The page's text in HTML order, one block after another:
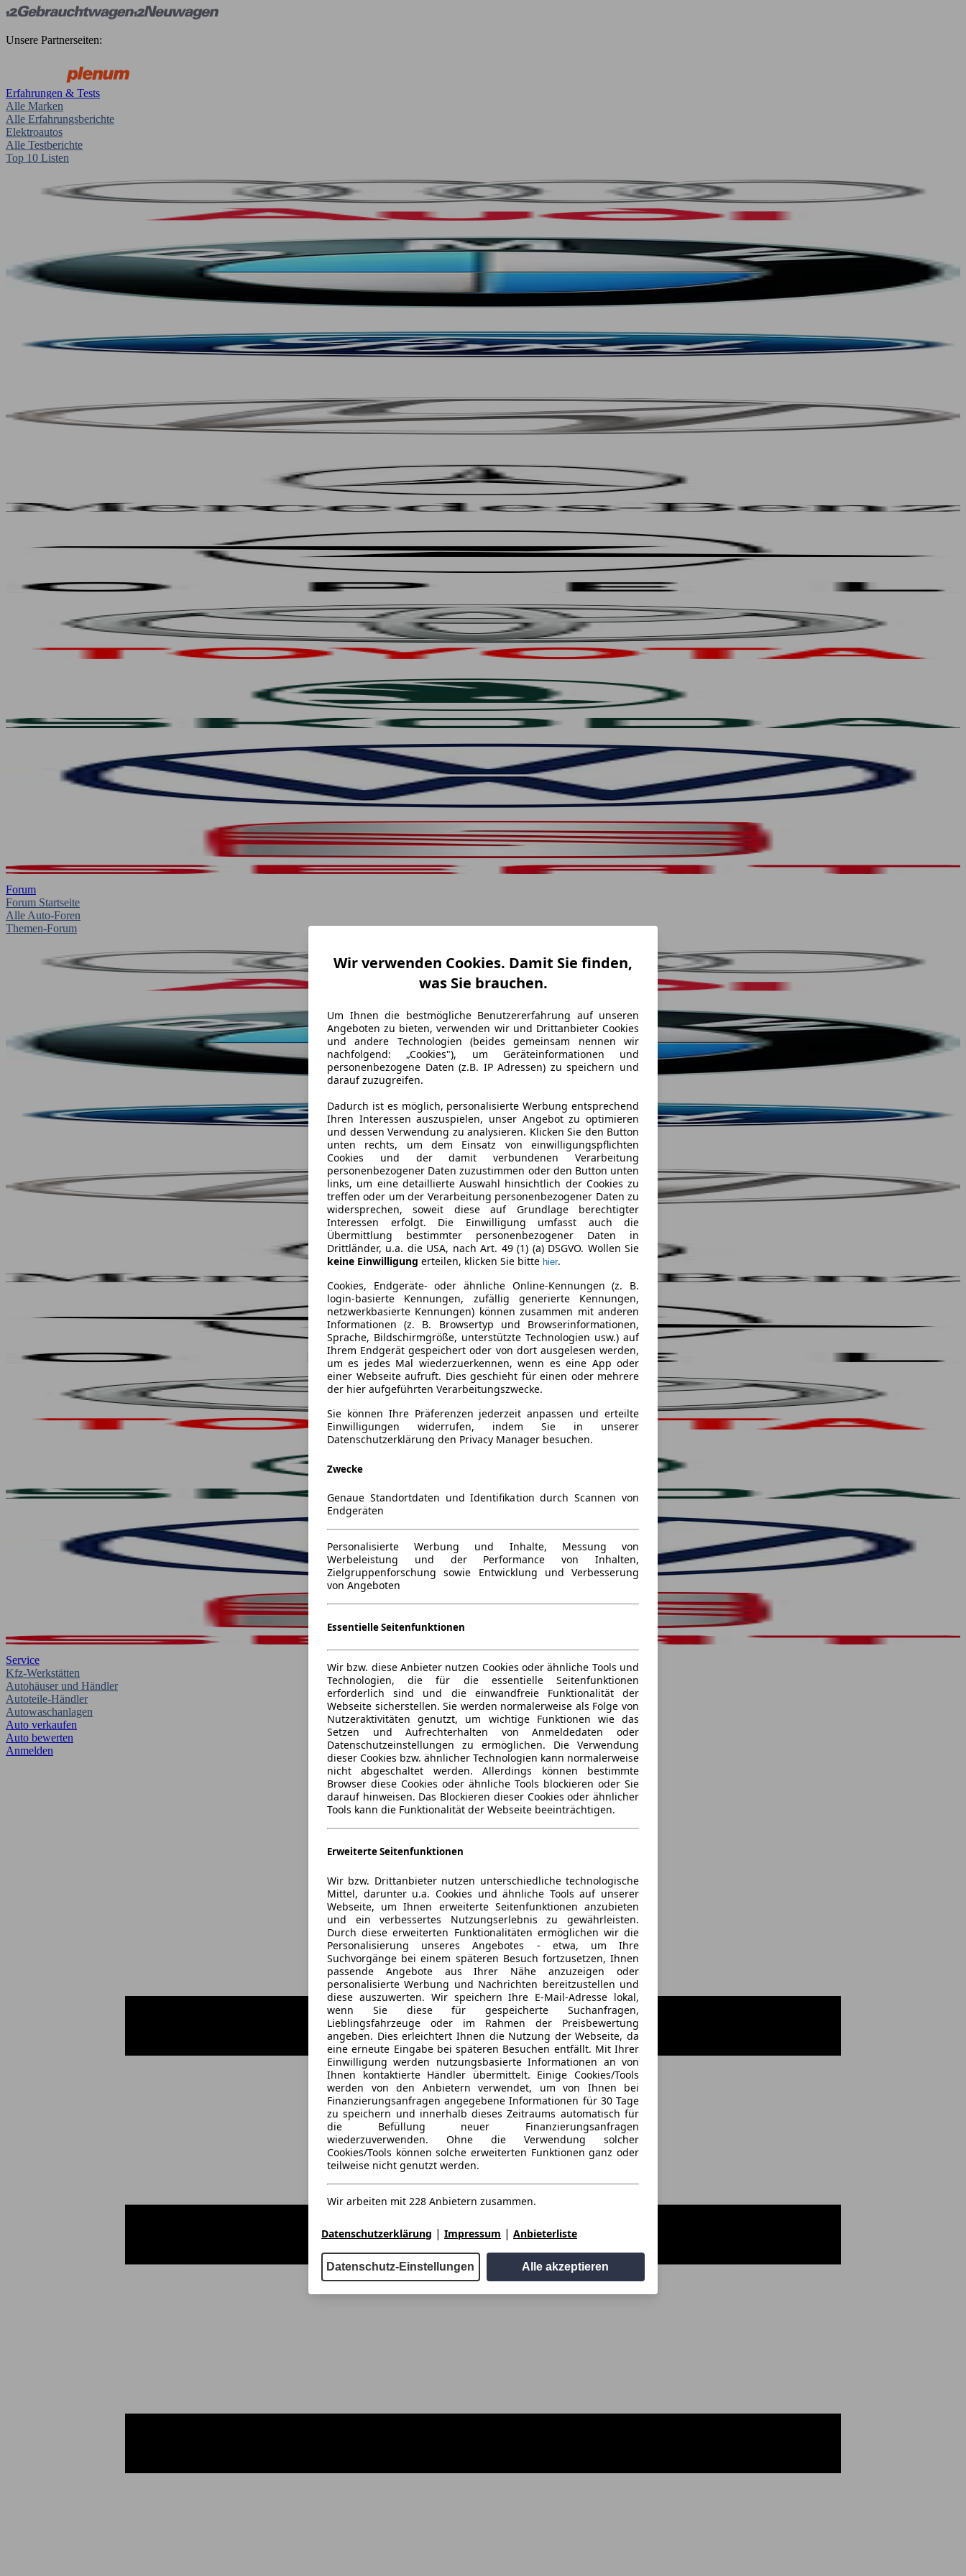
Unsere Partnerseiten:
Erfahrungen & Tests
Alle Marken
Alle Erfahrungsberichte
Elektroautos
Alle Testberichte
Top 10 Listen
Forum
Forum Startseite
Alle Auto-Foren
Themen-Forum
Service
Kfz-Werkstätten
Autohäuser und Händler
Autoteile-Händler
Autowaschanlagen
Auto verkaufen
Auto bewerten
Anmelden
Wir verwenden Cookies. Damit Sie finden,
was Sie brauchen.
Um Ihnen die bestmögliche Benutzererfahrung auf unseren
Angeboten zu bieten, verwenden wir und Drittanbieter Cookies
und andere Technologien (beides gemeinsam nennen wir
nachfolgend: „Cookies"), um Geräteinformationen und
personenbezogene Daten (z.B. IP Adressen) zu speichern und
darauf zuzugreifen.
Dadurch ist es möglich, personalisierte Werbung entsprechend
Ihren Interessen auszuspielen, unser Angebot zu optimieren
und dessen Verwendung zu analysieren. Klicken Sie den Button
unten rechts, um dem Einsatz von einwilligungspflichten
Cookies und der damit verbundenen Verarbeitung
personenbezogener Daten zuzustimmen oder den Button unten
links, um eine detaillierte Auswahl hinsichtlich der Cookies zu
treffen oder um der Verarbeitung personenbezogener Daten zu
widersprechen, soweit diese auf Grundlage berechtigter
Interessen erfolgt. Die Einwilligung umfasst auch die
Übermittlung bestimmter personenbezogener Daten in
Drittländer, u.a. die USA, nach Art. 49 (1) (a) DSGVO. Wollen Sie
keine Einwilligung erteilen, klicken Sie bitte hier.
Cookies, Endgeräte- oder ähnliche Online-Kennungen (z. B.
login-basierte Kennungen, zufällig generierte Kennungen,
netzwerkbasierte Kennungen) können zusammen mit anderen
Informationen (z. B. Browsertyp und Browserinformationen,
Sprache, Bildschirmgröße, unterstützte Technologien usw.) auf
Ihrem Endgerät gespeichert oder von dort ausgelesen werden,
um es jedes Mal wiederzuerkennen, wenn es eine App oder
einer Webseite aufruft. Dies geschieht für einen oder mehrere
der hier aufgeführten Verarbeitungszwecke.
Sie können Ihre Präferenzen jederzeit anpassen und erteilte
Einwilligungen widerrufen, indem Sie in unserer
Datenschutzerklärung den Privacy Manager besuchen.
Zwecke
Genaue Standortdaten und Identifikation durch Scannen von
Endgeräten
Personalisierte Werbung und Inhalte, Messung von
Werbeleistung und der Performance von Inhalten,
Zielgruppenforschung sowie Entwicklung und Verbesserung
von Angeboten
Essentielle Seitenfunktionen
Wir bzw. diese Anbieter nutzen Cookies oder ähnliche Tools und
Technologien, die für die essentielle Seitenfunktionen
erforderlich sind und die einwandfreie Funktionalität der
Webseite sicherstellen. Sie werden normalerweise als Folge von
Nutzeraktivitäten genutzt, um wichtige Funktionen wie das
Setzen und Aufrechterhalten von Anmeldedaten oder
Datenschutzeinstellungen zu ermöglichen. Die Verwendung
dieser Cookies bzw. ähnlicher Technologien kann normalerweise
nicht abgeschaltet werden. Allerdings können bestimmte
Browser diese Cookies oder ähnliche Tools blockieren oder Sie
darauf hinweisen. Das Blockieren dieser Cookies oder ähnlicher
Tools kann die Funktionalität der Webseite beeinträchtigen.
Erweiterte Seitenfunktionen
Wir bzw. Drittanbieter nutzen unterschiedliche technologische
Mittel, darunter u.a. Cookies und ähnliche Tools auf unserer
Webseite, um Ihnen erweiterte Seitenfunktionen anzubieten
und ein verbessertes Nutzungserlebnis zu gewährleisten.
Durch diese erweiterten Funktionalitäten ermöglichen wir die
Personalisierung unseres Angebotes - etwa, um Ihre
Suchvorgänge bei einem späteren Besuch fortzusetzen, Ihnen
passende Angebote aus Ihrer Nähe anzuzeigen oder
personalisierte Werbung und Nachrichten bereitzustellen und
diese auszuwerten. Wir speichern Ihre E-Mail-Adresse lokal,
wenn Sie diese für gespeicherte Suchanfragen,
Lieblingsfahrzeuge oder im Rahmen der Preisbewertung
angeben. Dies erleichtert Ihnen die Nutzung der Webseite, da
eine erneute Eingabe bei späteren Besuchen entfällt. Mit Ihrer
Einwilligung werden nutzungsbasierte Informationen an von
Ihnen kontaktierte Händler übermittelt. Einige Cookies/Tools
werden von den Anbietern verwendet, um von Ihnen bei
Finanzierungsanfragen angegebene Informationen für 30 Tage
zu speichern und innerhalb dieses Zeitraums automatisch für
die Befüllung neuer Finanzierungsanfragen
wiederzuverwenden. Ohne die Verwendung solcher
Cookies/Tools können solche erweiterten Funktionen ganz oder
teilweise nicht genutzt werden.
Wir arbeiten mit 228 Anbietern zusammen.
Datenschutzerklärung | Impressum | Anbieterliste
Datenschutz-Einstellungen Alle akzeptieren